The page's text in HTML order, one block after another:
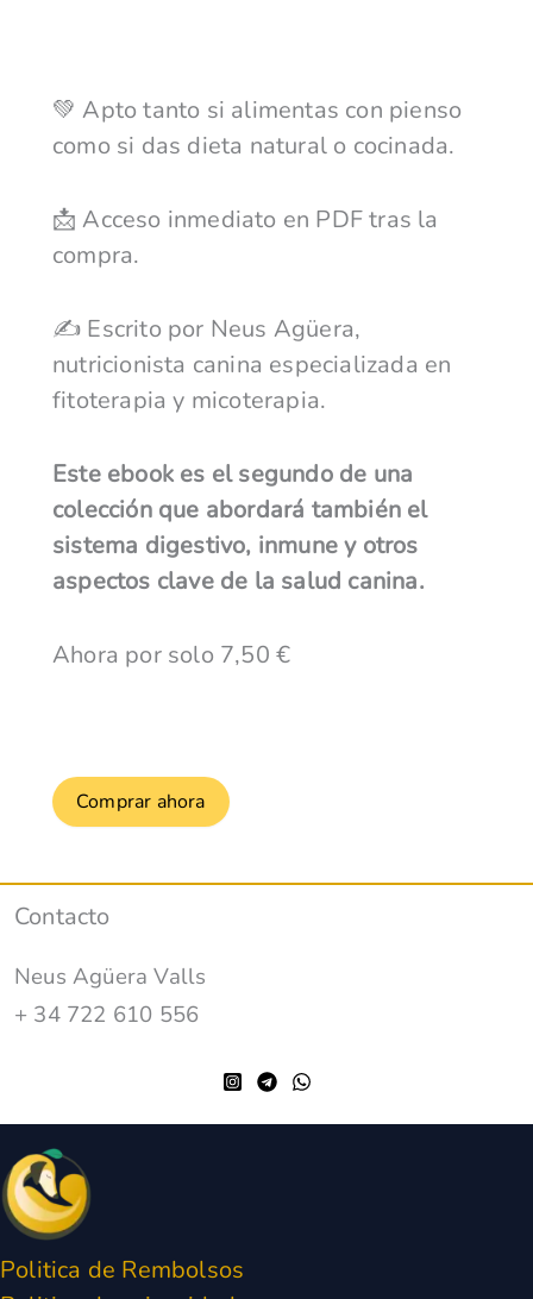
💚 Apto tanto si alimentas con pienso
como si das dieta natural o cocinada.
📩 Acceso inmediato en PDF tras la
compra.
✍️ Escrito por Neus Agüera,
nutricionista canina especializada en
fitoterapia y micoterapia.
Este ebook es el segundo de una
colección que abordará también el
sistema digestivo, inmune y otros
aspectos clave de la salud canina.
Ahora por solo 7,50 €
Comprar ahora
Contacto
Neus Agüera Valls
+ 34 722 610 556
Politica de Rembolsos